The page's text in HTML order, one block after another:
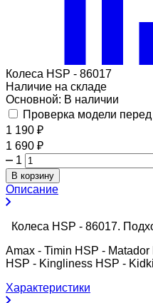
Колеса HSP - 86017
Наличие на складе
Основной: В наличии
Проверка модели перед
1 190 ₽
1 690 ₽
1
В корзину
Описание
Колеса HSP - 86017.
Amax - Timin HSP -
HSP - Kingliness HSP -
Характеристики